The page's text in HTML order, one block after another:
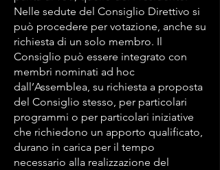
Nelle sedute del Consiglio Direttivo si
può procedere per votazione, anche su
richiesta di un solo membro. Il
Consiglio può essere integrato con
membri nominati ad hoc
dall’Assemblea, su richiesta a proposta
del Consiglio stesso, per particolari
programmi o per particolari iniziative
che richiedono un apporto qualificato,
durano in carica per il tempo
necessario alla realizzazione del